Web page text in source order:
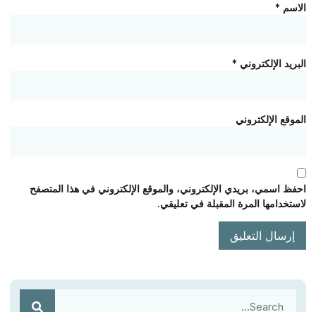
الاسم *
البريد الإلكتروني *
الموقع الإلكتروني
احفظ اسمي، بريدي الإلكتروني، والموقع الإلكتروني في هذا المتصفح
لاستخدامها المرة المقبلة في تعليقي.